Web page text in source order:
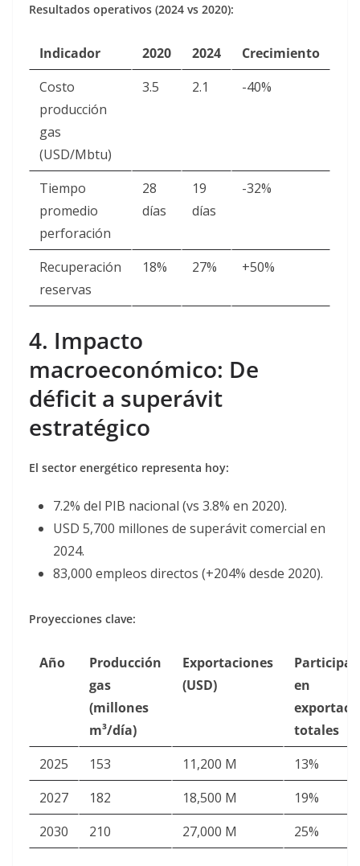
Resultados operativos (2024 vs 2020):
Indicador 2020 2024
Crecimiento
Costo
producción
gas
(USD/Mbtu)
3.5 2.1 -40%
Tiempo
promedio
perforación
28
días
19
días
-32%
Recuperación
reservas
18% 27% +50%
4. Impacto
macroeconómico: De
déficit a superávit
estratégico
El sector energético representa hoy:
7.2% del PIB nacional (vs 3.8% en 2020).
USD 5,700 millones de superávit comercial en
2024.
83,000 empleos directos (+204% desde 2020).
Proyecciones clave:
Año
Producción
gas
(millones
m³/día)
Exportaciones
(USD)
en
totales
2025
153 11,200 M
13%
2027
182 18,500 M
19%
2030
210 27,000 M 25%